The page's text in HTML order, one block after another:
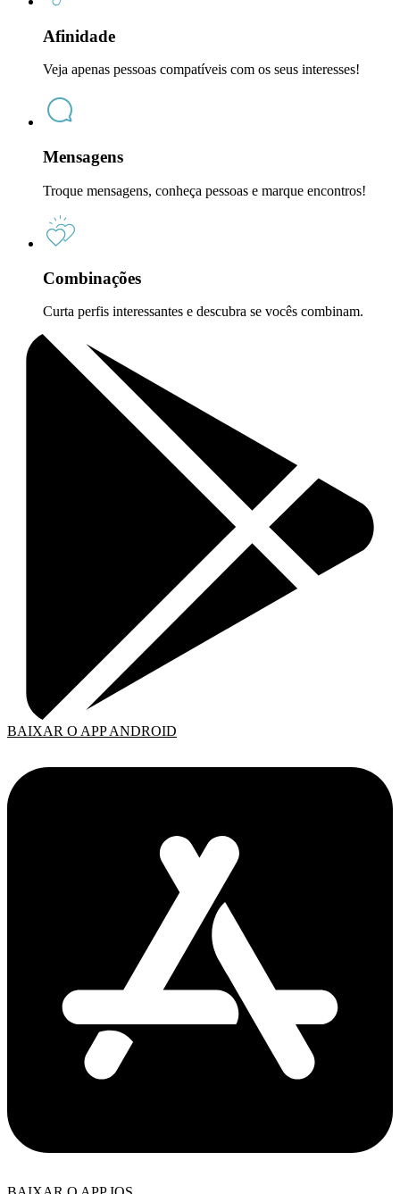
Afinidade
Veja apenas pessoas compatíveis com os seus interesses!
Mensagens
Troque mensagens, conheça pessoas e marque encontros!
Combinações
Curta perfis interessantes e descubra se vocês combinam.
BAIXAR O APP ANDROID